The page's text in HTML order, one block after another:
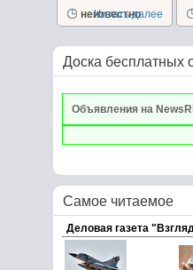
сочетает в себе,...
неизвестно
Читать далее
Доска бесплатных
Объявления на
Самое читаемое